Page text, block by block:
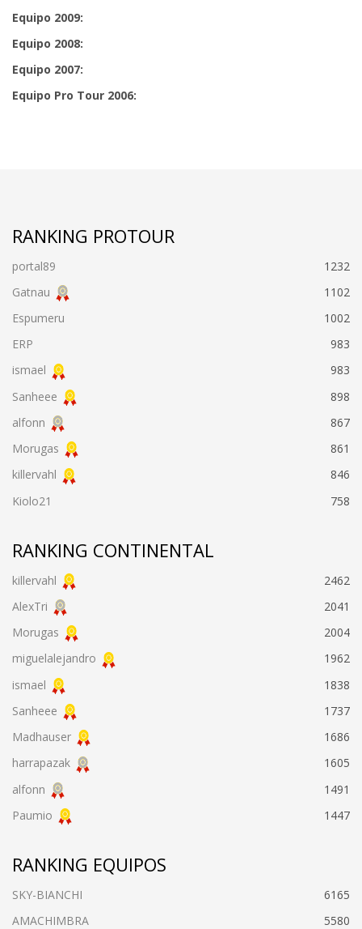
Equipo 2009:
Equipo 2008:
Equipo 2007:
Equipo Pro Tour 2006:
RANKING PROTOUR
portal89
1232
Gatnau
1102
Espumeru
1002
ERP
983
ismael
983
Sanheee
898
alfonn
867
Morugas
861
killervahl
846
Kiolo21
758
RANKING CONTINENTAL
killervahl
2462
AlexTri
2041
Morugas
2004
miguelalejandro
1962
ismael
1838
Sanheee
1737
Madhauser
1686
harrapazak
1605
alfonn
1491
Paumio
1447
RANKING EQUIPOS
SKY-BIANCHI
6165
AMACHIMBRA
5580